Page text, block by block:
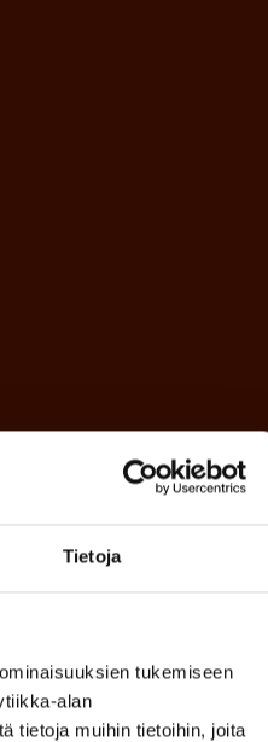
Tietoja
tukemiseen
alan
tietoja muihin tietoihin, joita